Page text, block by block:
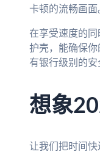
卡顿的流畅画面
在享受速度的
护壳，能确保
有银行级别的安
想象
让我们把时间